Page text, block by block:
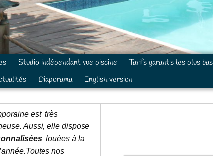
Studio indépendant vue piscine
Tarifs garantis les plus bas
Diaporama English version
est très
Aussi, elle dispose
louées à la
nos